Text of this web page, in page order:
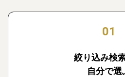
01
絞り込み検
自分で選